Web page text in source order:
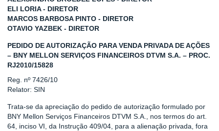
ELI LORIA - DIRETOR
MARCOS BARBOSA PINTO - DIRETOR
OTAVIO YAZBEK - DIRETOR
PEDIDO DE AUTORIZAÇÃO PARA VENDA PRIVADA DE AÇÕES
– BNY MELLON SERVIÇOS FINANCEIROS DTVM S.A. – PROC.
RJ2010/15828
Reg. nº 7426/10
Relator: SIN
Trata-se da apreciação do pedido de autorização formulado por
BNY Mellon Serviços Financeiros DTVM S.A., nos termos do art.
64, inciso VI, da Instrução 409/04, para a alienação privada, fora